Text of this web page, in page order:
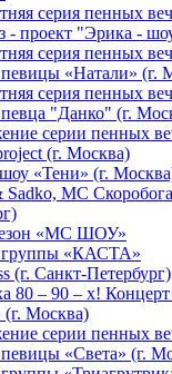
серия пенных
- проект "Эрика -
серия пенных
«Натали» (г.
серия пенных
"Данко" (г.
серии пенных
(г. Москва)
«Тени» (г.
Sadko, MC
«МС ШОУ»
группы «КАСТА»
(г. Санкт-Петербург)
80 – 90 – х!
(г. Москва)
серии пенных
«Света» (г.